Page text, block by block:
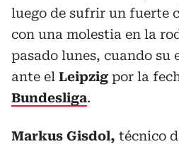
luego de sufrir un fuerte
con una molestia en la
pasado lunes, cuando su
ante el Leipzig por la
Bundesliga.
Markus Gisdol, técnico